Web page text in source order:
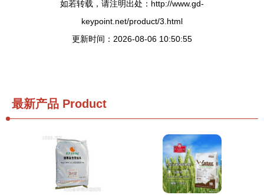
如若转载，请注明出处：http://www.gd-
keypoint.net/product/3.html
更新时间：2026-08-06 10:50:55
最新产品 Product